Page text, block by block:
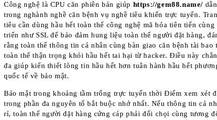
Công nghệ là CPU căn phiên bản giúp https://gem88.name/
trong nghành nghề căn bệnh vụ nghề tiêu khiển trực tuyến.
tiêu cần dùng hầu hết toàn thể công nghệ mã hóa tiên tiến cùng
triển như SSL để bảo đảm hung liệu toàn thể người đặt hàng,
rằng toàn thể thông tin cá nhân cùng bàn giao căn bệnh tài bao
toàn thể thận trọng khỏi hầu hết tai hại từ hacker. Điều này
đa giúp kiến thiết lòng tin hầu hết hơn tuân hành hầu hết
quốc tế về bảo mật.
Bảo mật trong khoảng tầm trống trực tuyến thời Điểm xem xét
trong phần đa nguyên tố bắt buộc nhớ nhất. Nếu thông tin cá
rỉ, toàn thể người đặt hàng cứng cáp phải đối chọi cùng tương